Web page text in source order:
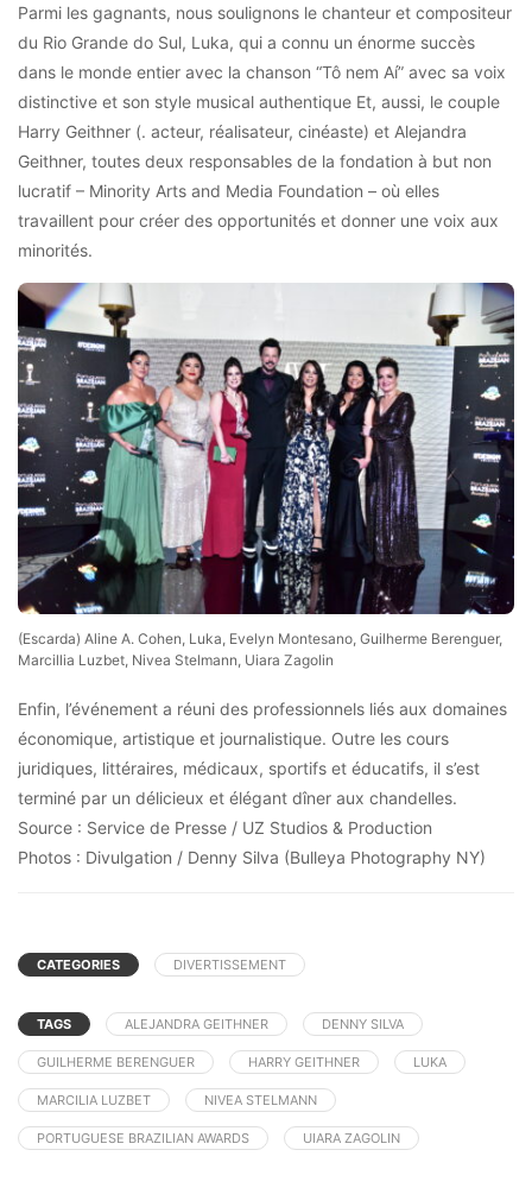
Parmi les gagnants, nous soulignons le chanteur et compositeur
du Rio Grande do Sul, Luka, qui a connu un énorme succès
dans le monde entier avec la chanson “Tô nem Aí” avec sa voix
distinctive et son style musical authentique Et, aussi, le couple
Harry Geithner (. acteur, réalisateur, cinéaste) et Alejandra
Geithner, toutes deux responsables de la fondation à but non
lucratif – Minority Arts and Media Foundation – où elles
travaillent pour créer des opportunités et donner une voix aux
minorités.
(Escarda) Aline A. Cohen, Luka, Evelyn Montesano, Guilherme Berenguer,
Marcillia Luzbet, Nivea Stelmann, Uiara Zagolin
Enfin, l’événement a réuni des professionnels liés aux domaines
économique, artistique et journalistique. Outre les cours
juridiques, littéraires, médicaux, sportifs et éducatifs, il s’est
terminé par un délicieux et élégant dîner aux chandelles.
Source : Service de Presse / UZ Studios & Production
Photos : Divulgation / Denny Silva (Bulleya Photography NY)
CATEGORIES DIVERTISSEMENT
TAGS ALEJANDRA GEITHNER DENNY SILVA
GUILHERME BERENGUER HARRY GEITHNER LUKA
MARCILIA LUZBET NIVEA STELMANN
PORTUGUESE BRAZILIAN AWARDS UIARA ZAGOLIN